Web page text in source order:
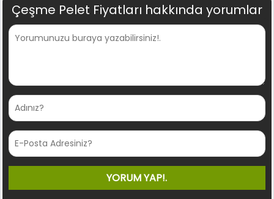
Çeşme Pelet Fiyatları hakkında yorumlar